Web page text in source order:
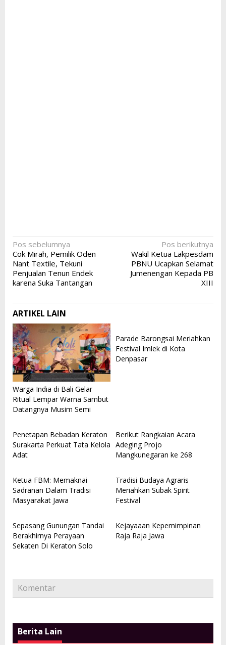
Navigasi
pos
Pos sebelumnya
Cok Mirah, Pemilik Oden
Nant Textile, Tekuni
Penjualan Tenun Endek
karena Suka Tantangan
Pos berikutnya
Wakil Ketua Lakpesdam
PBNU Ucapkan Selamat
Jumenengan Kepada PB
XIII
ARTIKEL LAIN
Warga India di Bali Gelar
Ritual Lempar Warna Sambut
Datangnya Musim Semi
Parade Barongsai Meriahkan
Festival Imlek di Kota
Denpasar
Penetapan Bebadan Keraton
Surakarta Perkuat Tata Kelola
Adat
Berikut Rangkaian Acara
Adeging Projo
Mangkunegaran ke 268
Ketua FBM: Memaknai
Sadranan Dalam Tradisi
Masyarakat Jawa
Tradisi Budaya Agraris
Meriahkan Subak Spirit
Festival
Sepasang Gunungan Tandai
Berakhirnya Perayaan
Sekaten Di Keraton Solo
Kejayaaan Kepemimpinan
Raja Raja Jawa
Komentar
Berita Lain